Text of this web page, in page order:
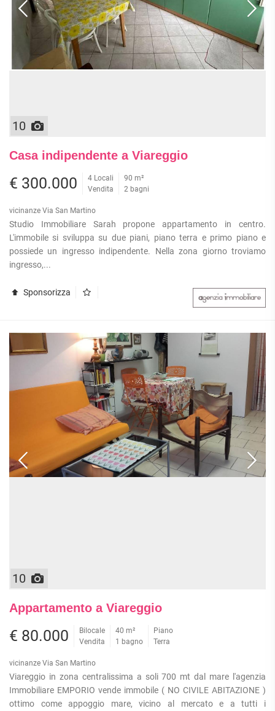
QUADRILOCALI
ATTICI
INDIPENDENTI
STANZE
CASALI
UFFICI
ATTIVITÀ
COMMERCIALI
IN
GESTIONE
APPARTAMENTI
PIANO
ALTO
APPARTAMENTI
CON
GIARDINO
METROPOLITANA
SCHIERA
10
Casa indipendente a Viareggio
€ 300.000
4 Locali
Vendita
90 m²
2 bagni
vicinanze Via San Martino
Studio Immobiliare Sarah propone appartamento in centro.
L'immobile si sviluppa su due piani, piano terra e primo piano e
possiede un ingresso indipendente. Nella zona giorno troviamo
ingresso,...
Sponsorizza
10
Appartamento a Viareggio
€ 80.000
Bilocale
Vendita
40 m²
1 bagno
Piano
Terra
vicinanze Via San Martino
Viareggio in zona centralissima a soli 700 mt dal mare l'agenzia
Immobiliare EMPORIO vende immobile ( NO CIVILE ABITAZIONE )
ottimo come appoggio mare, vicino al mercato e a tutti i